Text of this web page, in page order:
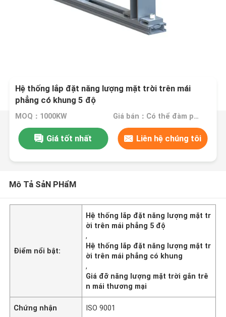
Hệ thống lắp đặt năng lượng mặt trời trên mái
phẳng có khung 5 độ
MOQ：1000KW Giá bán：Có thể đàm phán
Giá tốt nhất Liên hệ chúng tôi
Mô Tả SảN PHẩM
Điểm nổi bật:
Hệ thống lắp đặt năng lượng mặt tr
ời trên mái phẳng 5 độ
,
Hệ thống lắp đặt năng lượng mặt tr
ời trên mái phẳng có khung
,
Giá đỡ năng lượng mặt trời gắn trê
n mái thương mại
Chứng nhận ISO 9001